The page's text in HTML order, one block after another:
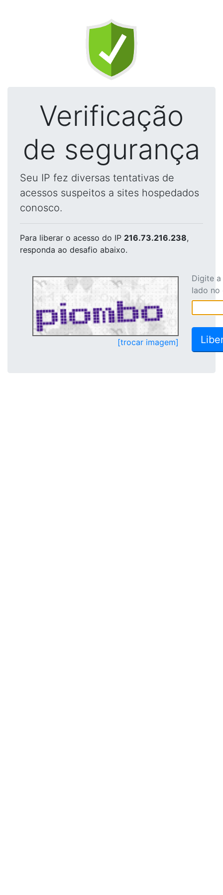
Verificação
de segurança
Seu IP fez diversas tentativas de
acessos suspeitos a sites hospedados
conosco.
Para liberar o acesso do IP 216.73.216.238,
responda ao desafio abaixo.
[trocar imagem]
Digite
lado no